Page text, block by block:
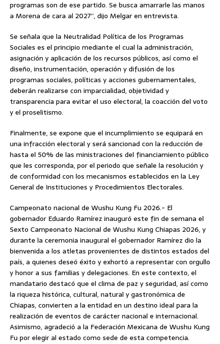
programas son de ese partido. Se busca amarrarle las manos
a Morena de cara al 2027”, dijo Melgar en entrevista.
Se señala que la Neutralidad Política de los Programas
Sociales es el principio mediante el cual la administración,
asignación y aplicación de los recursos públicos, así como el
diseño, instrumentación, operación y difusión de los
programas sociales, políticas y acciones gubernamentales,
deberán realizarse con imparcialidad, objetividad y
transparencia para evitar el uso electoral, la coacción del voto
y el proselitismo.
Finalmente, se expone que el incumplimiento se equipará en
una infracción electoral y será sancionad con la reducción de
hasta el 50% de las ministraciones del financiamiento público
que les corresponda, por el periodo que señale la resolución y
de conformidad con los mecanismos establecidos en la Ley
General de Instituciones y Procedimientos Electorales.
Campeonato nacional de Wushu Kung Fu 2026.- El
gobernador Eduardo Ramírez inauguró este fin de semana el
Sexto Campeonato Nacional de Wushu Kung Chiapas 2026, y
durante la ceremonia inaugural el gobernador Ramírez dio la
bienvenida a los atletas provenientes de distintos estados del
país, a quienes deseó éxito y exhortó a representar con orgullo
y honor a sus familias y delegaciones. En este contexto, el
mandatario destacó que el clima de paz y seguridad, así como
la riqueza histórica, cultural, natural y gastronómica de
Chiapas, convierten a la entidad en un destino ideal para la
realización de eventos de carácter nacional e internacional.
Asimismo, agradeció a la Federación Mexicana de Wushu Kung
Fu por elegir al estado como sede de esta competencia.